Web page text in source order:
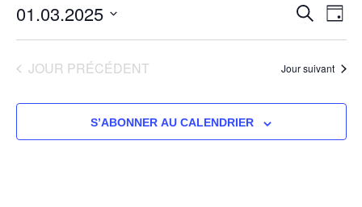
et
de
vues
de
JOUR
01.03.2025
JOUR PRÉCÉDENT Jour suivant
S’ABONNER AU CALENDRIER